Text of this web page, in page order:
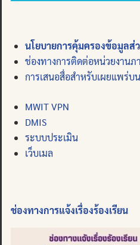
นโยบายการคุ้มครองข้อมูลส่
ช่องทางการติดต่อหน่วยงานภ
การเสนอสื่อสำหรับเผยแพร่บ
MWIT VPN
DMIS
ระบบประเมิน
เว็บเมล
ช่องทางการแจ้งเรื่องร้องเรียน